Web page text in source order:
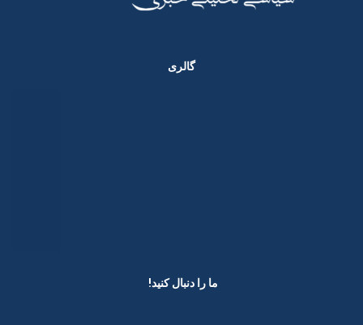
گالری
ما را دنبال کنید! ​